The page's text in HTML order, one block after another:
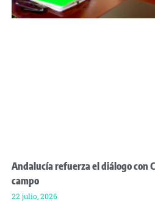
Andalucía refuerza el diálogo con
campo
22 julio, 2026